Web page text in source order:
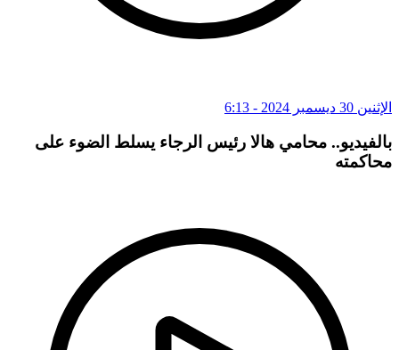
الإثنين 30 ديسمبر 2024 - 6:13
بالفيديو.. محامي هالا رئيس الرجاء يسلط الضوء على
محاكمته